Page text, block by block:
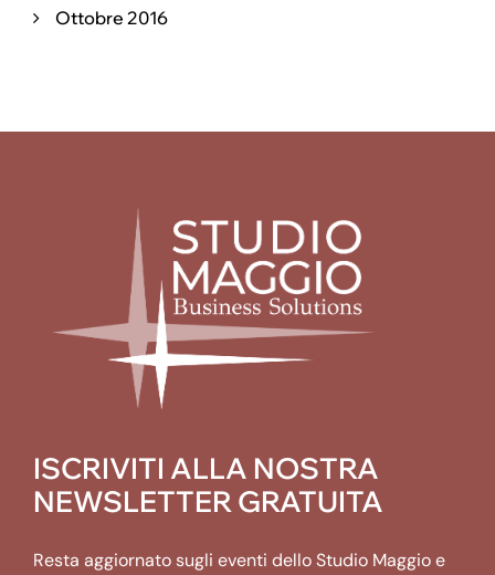
Ottobre 2016
ISCRIVITI ALLA NOSTRA
NEWSLETTER GRATUITA
Resta aggiornato sugli eventi dello Studio Maggio e